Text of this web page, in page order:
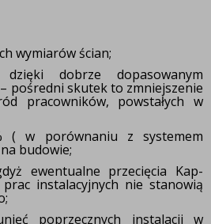
wymiarów ścian;
dobrze dopasowanym
pośredni skutek to zmniejszenie
pracowników, powstałych w
( w porównaniu z systemem
budowie;
ewentualne przecięcia Kap-
instalacyjnych nie stanowią
poprzecznych instalacji w